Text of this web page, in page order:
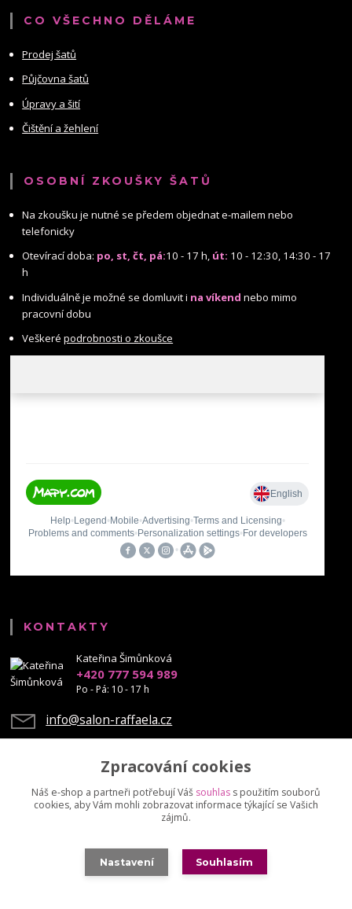
CO VŠECHNO DĚLÁME
Prodej šatů
Půjčovna šatů
Úpravy a šití
Čištění a žehlení
OSOBNÍ ZKOUŠKY ŠATŮ
Na zkoušku je nutné se předem objednat e-mailem nebo
telefonicky
Otevírací doba: po, st, čt, pá:10 - 17 h, út: 10 - 12:30, 14:30 - 17
h
Individuálně je možné se domluvit i na víkend nebo mimo
pracovní dobu
Veškerépodrobnosti o zkoušce
KONTAKTY
Kateřina Šimůnková
+420 777 594 989
Po - Pá: 10 - 17 h
info@salon-raffaela.cz
Upravit sběr cookies.
© Mgr. Kateřina Šimůnková, 2023 - další šíření našich fotek je chráněno
autorskými právy
Zpracování cookies
Náš e-shop a partneři potřebují Váš souhlas s použitím souborů
cookies, aby Vám mohli zobrazovat informace týkající se Vašich
zájmů.
Nastavení Souhlasím